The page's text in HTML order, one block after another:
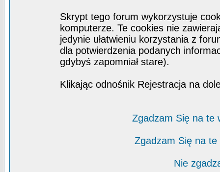
Skrypt tego forum wykorzystuje
komputerze. Te cookies nie
jedynie ułatwieniu korzystania z
dla potwierdzenia podanych
gdybyś zapomniał stare).
Klikając odnośnik Rejestracja na
Zgadzam Się na te
Zgadzam Się na
Nie